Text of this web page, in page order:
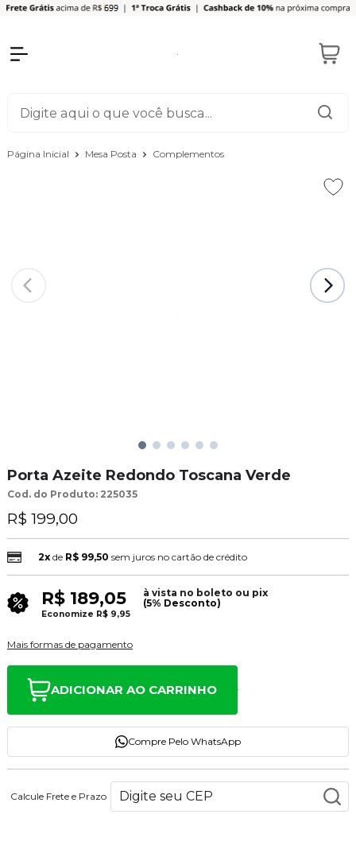
Página Inicial Mesa Posta Complementos
Porta Azeite Redondo Toscana Verde
Cod. do Produto: 225035
R$ 199,00
2xde R$ 99,50 sem juros no cartão de crédito
R$ 189,05
à vista no boleto ou pix
(5% Desconto)
Economize R$ 9,95
Mais formas de pagamento
ADICIONAR AO CARRINHO
Compre Pelo WhatsApp
Calcule Frete e Prazo